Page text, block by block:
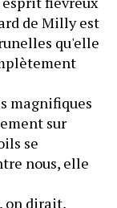
de Milly est
qu'elle
magnifiques
sur
se
nous, elle
on dirait,